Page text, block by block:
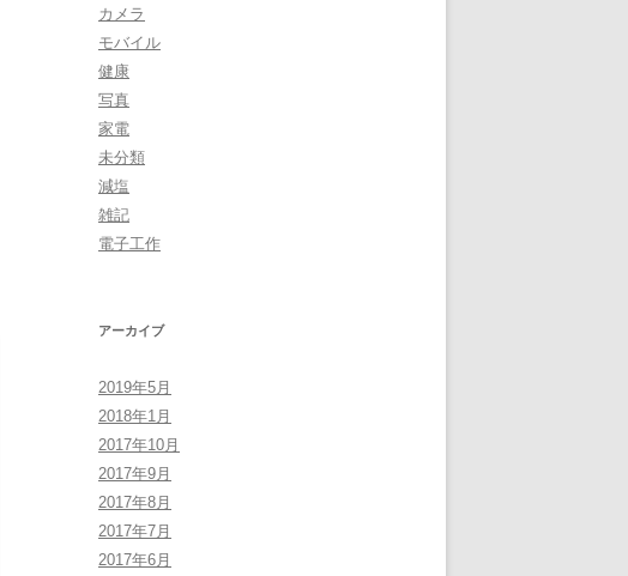
カメラ
モバイル
健康
写真
家電
未分類
減塩
雑記
電子工作
アーカイブ
2019年5月
2018年1月
2017年10月
2017年9月
2017年8月
2017年7月
2017年6月